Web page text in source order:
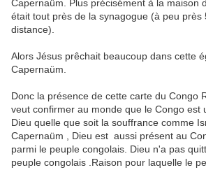
Capernaüm. Plus précisément à la maison
était tout près de la synagogue (à peu près
distance).
Alors Jésus prêchait beaucoup dans cette
Capernaüm.
Donc la présence de cette carte du Congo
veut confirmer au monde que le Congo est
Dieu quelle que soit la souffrance comme
Capernaüm , Dieu est aussi présent au
parmi le peuple congolais. Dieu n'a pas
peuple congolais .Raison pour laquelle le